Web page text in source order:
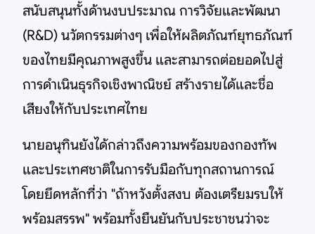
สนับสนุนทั้งด้านงบประมาณ การวิจัยและพัฒนา
(R&D) นวัตกรรมต่างๆ เพื่อให้ผลิตภัณฑ์ยุทธภัณฑ์
ของไทยมีคุณภาพสูงขึ้น และสามารถต่อยอดไปสู่
การดำเนินธุรกิจเชิงพาณิชย์ สร้างรายได้และชื่อ
เสียงให้กับประเทศไทย
นายอนุทินยังได้กล่าวถึงความพร้อมของกองทัพ
และประเทศชาติในการรับมือกับทุกสถานการณ์
โดยยึดหลักที่ว่า "ถ้าหวังตั้งสงบ ต้องเตรียมรบให้
พร้อมสรรพ" พร้อมทั้งยืนยันกับประชาชนว่าจะ